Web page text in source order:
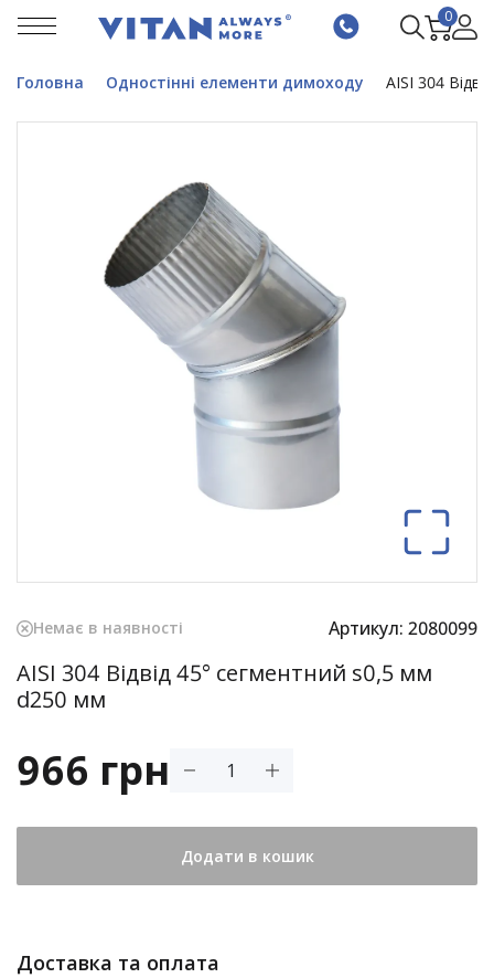
0
Головна Одностінні елементи димоходу AISI 304
Немає в наявності Артикул: 2080099
AISI 304 Відвід 45° сегментний s0,5 мм
d250 мм
966 грн
Додати в кошик
Доставка та оплата